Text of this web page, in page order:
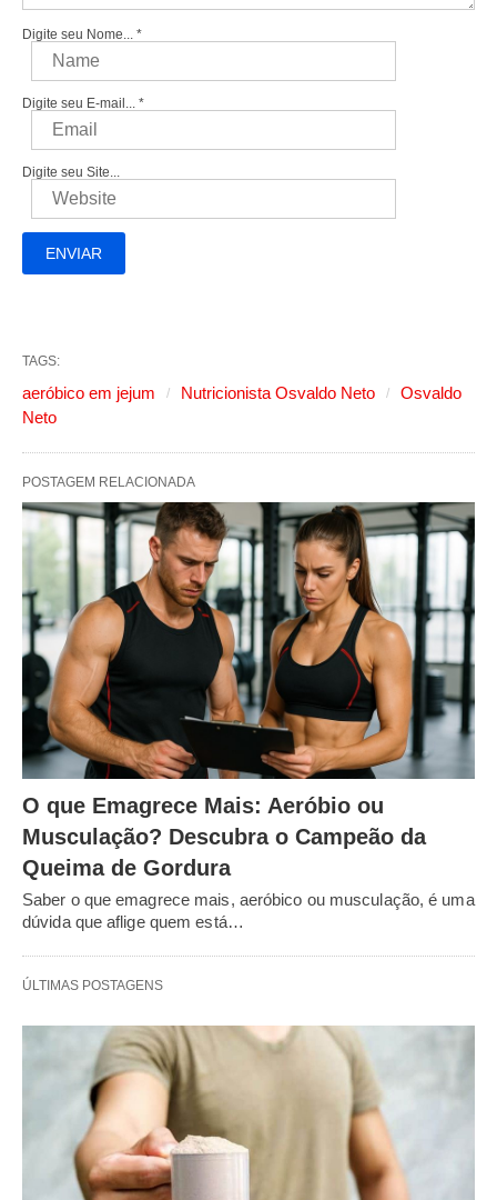
Digite seu Nome... *
Digite seu E-mail... *
Digite seu Site...
TAGS:
aeróbico em jejum Nutricionista Osvaldo Neto
Osvaldo
Neto
POSTAGEM RELACIONADA
O que Emagrece Mais: Aeróbio ou
Musculação? Descubra o Campeão da
Queima de Gordura
Saber o que emagrece mais, aeróbico ou musculação, é uma
dúvida que aflige quem está…
ÚLTIMAS POSTAGENS